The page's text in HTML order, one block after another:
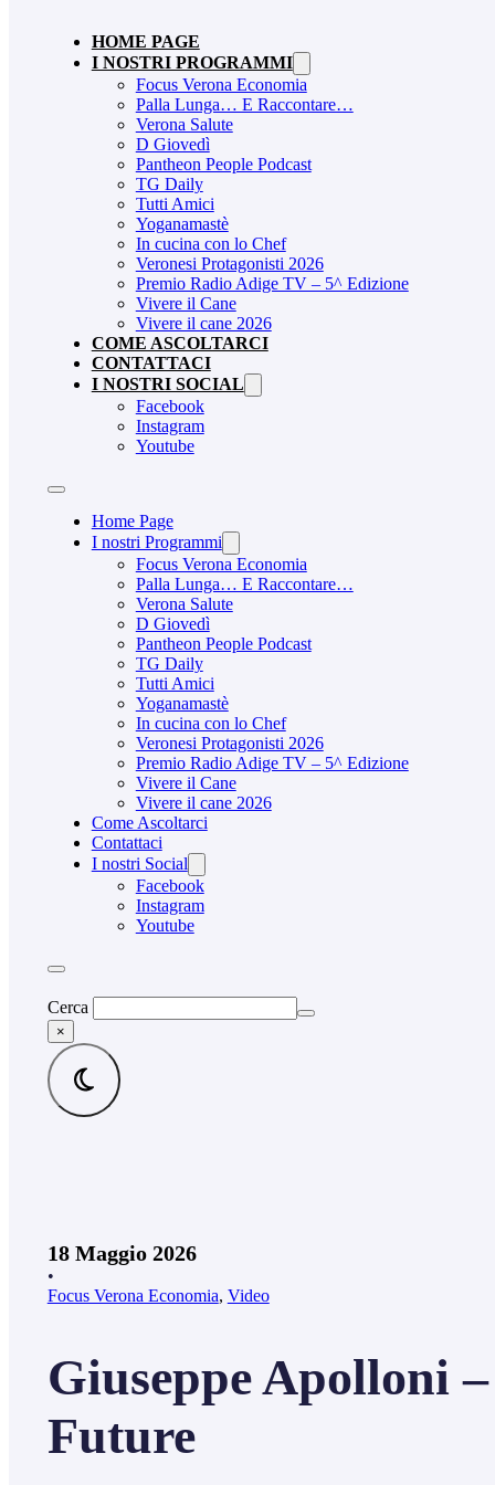
HOME PAGE
I NOSTRI PROGRAMMI
Focus Verona Economia
Palla Lunga… E Raccontare…
Verona Salute
D Giovedì
Pantheon People Podcast
TG Daily
Tutti Amici
Yoganamastè
In cucina con lo Chef
Veronesi Protagonisti 2026
Premio Radio Adige TV – 5^ Edizione
Vivere il Cane
Vivere il cane 2026
COME ASCOLTARCI
CONTATTACI
I NOSTRI SOCIAL
Facebook
Instagram
Youtube
Home Page
I nostri Programmi
Focus Verona Economia
Palla Lunga… E Raccontare…
Verona Salute
D Giovedì
Pantheon People Podcast
TG Daily
Tutti Amici
Yoganamastè
In cucina con lo Chef
Veronesi Protagonisti 2026
Premio Radio Adige TV – 5^ Edizione
Vivere il Cane
Vivere il cane 2026
Come Ascoltarci
Contattaci
I nostri Social
Facebook
Instagram
Youtube
Cerca
×
18 Maggio 2026
•
Focus Verona Economia, Video
Giuseppe Apolloni
Future